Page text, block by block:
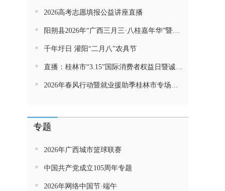
2026高考志愿填报公益讲座直播
阳朔县2026年“广西三月三·八桂嘉年华”暨金龙巡游活动直播
千年圩日 灌阳“二月八”农具节
直播：桂林市“3.15”国际消费者权益日暨诚信教育主题活动网民面对面活动
2026年春风行动暨就业援助季桂林市专场招聘活动直播带岗
专题
2026年广西城市篮球联赛
中国共产党成立105周年专题
2026年网络中国节·端午